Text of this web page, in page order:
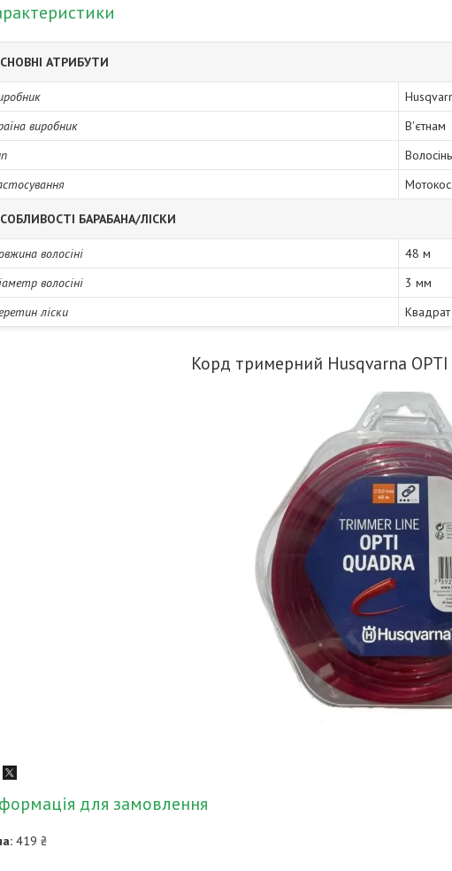
АТРИБУТИ
виробник
В'єтнам
Волосінь
БАРАБАНА/ЛІСКИ
волосіні
48 м
волосіні
3 мм
ліски
Квадрат
Корд тримерний Husqvarna
для замовлення
419 ₴